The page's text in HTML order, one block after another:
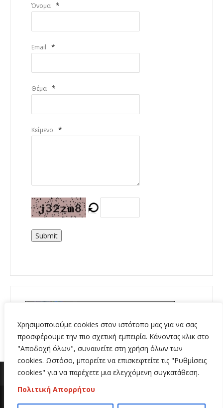
Χρησιμοποιούμε cookies στον ιστότοπο μας για να σας
προσφέρουμε την πιο σχετική εμπειρία. Κάνοντας κλικ στο
"Αποδοχή όλων", συναινείτε στη χρήση όλων των
cookies. Ωστόσο, μπορείτε να επισκεφτείτε τις "Ρυθμίσεις
cookies" για να παρέχετε μια ελεγχόμενη συγκατάθεση.
Πολιτική Απορρήτου
Όνομα *
Email *
Θέμα *
Κείμενο *
Submit
Copyright 2020 | All Rights Reserved | Κατασκευή